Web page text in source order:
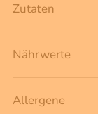
Zutaten
Nährwerte
Allergene